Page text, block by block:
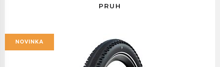
PRUH
NOVINKA